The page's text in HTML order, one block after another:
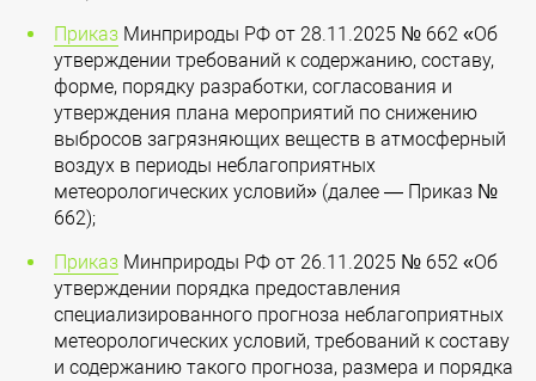
Приказ Минприроды РФ от 28.11.2025 № 662 «Об
утверждении требований к содержанию, составу,
форме, порядку разработки, согласования и
утверждения плана мероприятий по снижению
выбросов загрязняющих веществ в атмосферный
воздух в периоды неблагоприятных
метеорологических условий» (далее — Приказ №
662);
Приказ Минприроды РФ от 26.11.2025 № 652 «Об
утверждении порядка предоставления
специализированного прогноза неблагоприятных
метеорологических условий, требований к составу
и содержанию такого прогноза, размера и порядка